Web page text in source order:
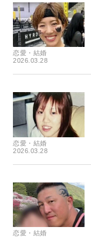
恋愛・結婚
2026.03.28
恋愛・結婚
2026.03.28
恋愛・結婚